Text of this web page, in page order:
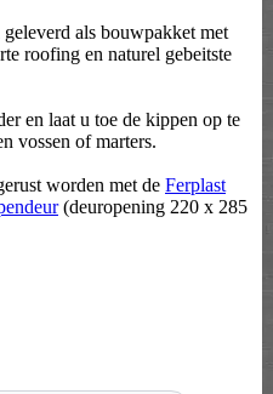
als bouwpakket met
roofing en naturel gebeitste
en laat u toe de kippen op te
vossen of marters.
worden met de Ferplast
(deuropening 220 x 285